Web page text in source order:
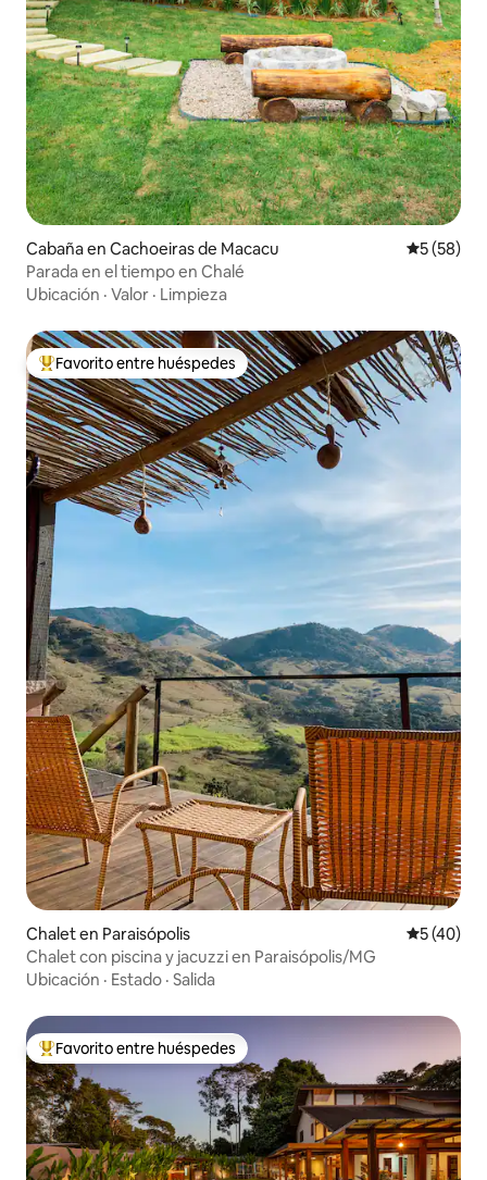
Cabaña en Cachoeiras de Macacu
5 (58)
Parada en el tiempo en Chalé
Ubicación · Valor · Limpieza
De los mejores en Favorito entre huéspedes
Favorito entre huéspedes
Chalet en Paraisópolis
5 (40)
Chalet con piscina y jacuzzi en Paraisópolis/MG
Ubicación · Estado · Salida
De los mejores en Favorito entre huéspedes
Favorito entre huéspedes